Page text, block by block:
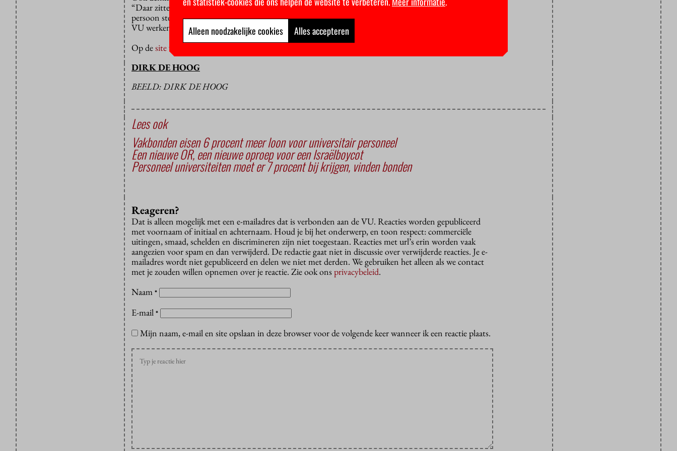
“Daar zitten mensen bij die al jaren bij de VU werken en een flink netwerk hebben. Die trekken als
persoon stemmen naar zich toe. Voor ProVU is het wellicht een nadeel dat mensen nog maar kort bij de
VU werken en soms na een paar jaar weer weg zijn.”
Op desitevan de Ondernemingsraad staan alle uitslagen, ook van de onderdeelcommissies.
DIRK DE HOOG
BEELD: DIRK DE HOOG
Lees ook
Vakbonden eisen 6 procent meer loon voor universitair personeel
Een nieuwe OR, een nieuwe oproep voor een Israëlboycot
Personeel universiteiten moet er 7 procent bij krijgen, vinden bonden
Reageren?
Dat is alleen mogelijk met een e-mailadres dat is verbonden aan de VU. Reacties worden gepubliceerd
met voornaam of initiaal en achternaam. Houd je bij het onderwerp, en toon respect: commerciële
uitingen, smaad, schelden en discrimineren zijn niet toegestaan. Reacties met url’s erin worden vaak
aangezien voor spam en dan verwijderd. De redactie gaat niet in discussie over verwijderde reacties. Je e-
mailadres wordt niet gepubliceerd en delen we niet met derden. We gebruiken het alleen als we contact
met je zouden willen opnemen over je reactie. Zie ook onsprivacybeleid.
Naam *
E-mail *
Mijn naam, e-mail en site opslaan in deze browser voor de volgende keer wanneer ik een reactie plaats.
Alleen noodzakelijke cookies Alles accepteren